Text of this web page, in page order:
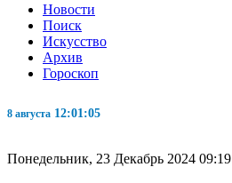
Новости
Поиск
Искусство
Архив
Гороскоп
8 августа 12:01:05
Понедельник, 23 Декабрь 2024 09:19